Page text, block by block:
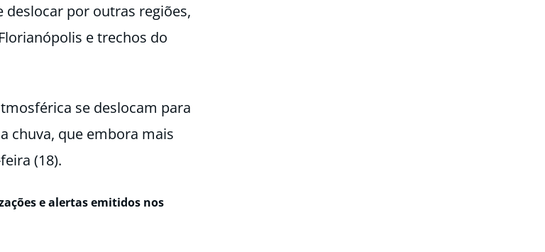
por outras regiões,
e trechos do
se deslocam para
chuva, que embora mais
(18).
e alertas emitidos nos